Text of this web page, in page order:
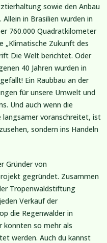
sowie den Anbau
in Brasilien wurden in
760.000 Quadratkilometer
„Klimatische Zukunft des
Die Welt berichtet. Oder
40 Jahren wurden in
Ein Raubbau an der
für unsere Umwelt und
Und auch wenn die
langsamer voranschreitet, ist
sondern ins Handeln
Gründer von
gegründet. Zusammen
Tropenwaldstiftung
Verkauf der
die Regenwälder in
konnten so mehr als
werden. Auch du kannst